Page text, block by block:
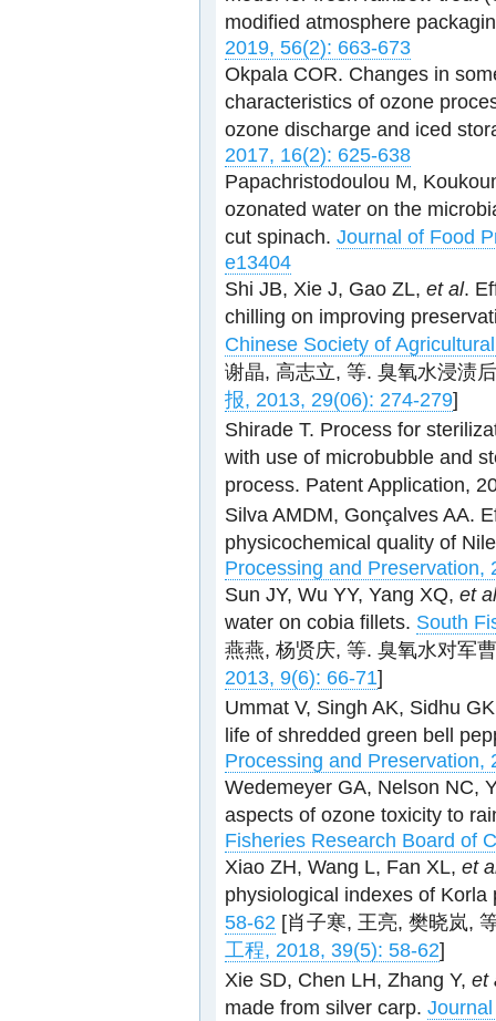
modified atmosphere
2019, 56(2): 663-673
Okpala COR. Changes in
characteristics of ozone
ozone discharge and iced
2017, 16(2): 625-638
Papachristodoulou M,
ozonated water on the
cut spinach. Journal of Food
e13404
Shi JB, Xie J, Gao ZL, et al.
chilling on improving
Chinese Society of
谢晶, 高志立, 等. 臭氧水浸渍
报, 2013, 29(06): 274-279]
Shirade T. Process for
with use of microbubble and
process. Patent Application,
Silva AMDM, Gonçalves AA.
physicochemical quality of
Processing and Preservation,
Sun JY, Wu YY, Yang XQ, et al
water on cobia fillets. South
燕燕, 杨贤庆, 等. 臭氧水对军
2013, 9(6): 66-71]
Ummat V, Singh AK, Sidhu
life of shredded green bell
Processing and Preservation,
Wedemeyer GA, Nelson NC,
aspects of ozone toxicity to
Fisheries Research Board of
Xiao ZH, Wang L, Fan XL, et
physiological indexes of
58-62 [肖子寒, 王亮, 樊晓岚,
工程, 2018, 39(5): 58-62]
Xie SD, Chen LH, Zhang Y, et
made from silver carp.